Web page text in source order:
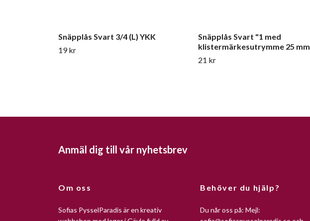
Snäpplås Svart 3/4 (L) YKK
19 kr
Snäpplås Svart "1 med
klistermärkesutrymme 25 mm
21 kr
Anmäl dig till vår nyhetsbrev
Om oss
Sofias PysselParadis är en kreativ
Behöver du hjälp?
Du når oss på: Mejl: